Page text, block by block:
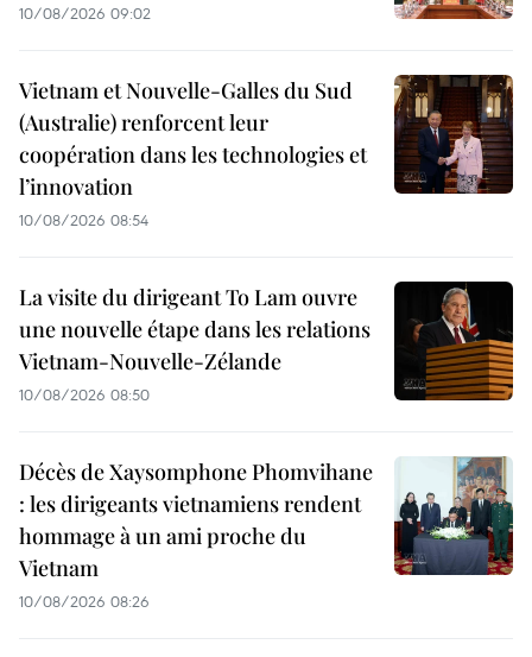
10/08/2026 09:02
Vietnam et Nouvelle-Galles du Sud
(Australie) renforcent leur
coopération dans les technologies et
l’innovation
10/08/2026 08:54
La visite du dirigeant To Lam ouvre
une nouvelle étape dans les relations
Vietnam-Nouvelle-Zélande
10/08/2026 08:50
Décès de Xaysomphone Phomvihane
: les dirigeants vietnamiens rendent
hommage à un ami proche du
Vietnam
10/08/2026 08:26